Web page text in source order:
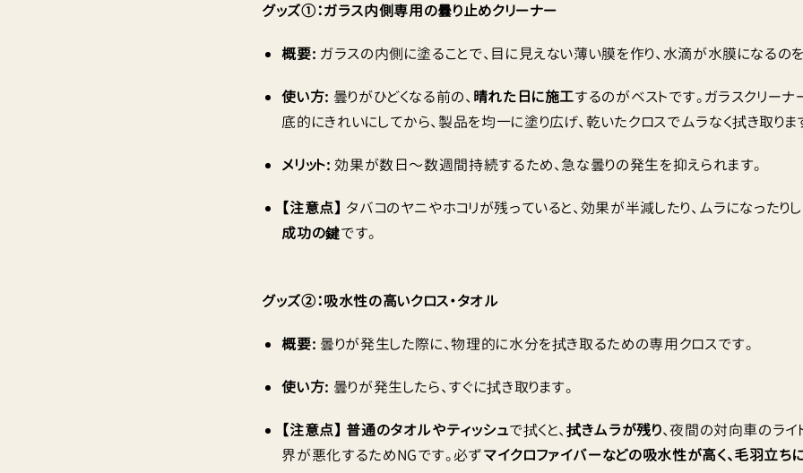
グッズ①：ガラス内側専用の曇り止めクリーナー
概要: ガラスの内側に塗ることで、目に見えない薄い膜を作り、水滴が水膜になるの
使い方: 曇りがひどくなる前の、 晴れた日に施工するのがベストです。ガラスクリー
底的にきれいにしてから、製品を均一に塗り広げ、乾いたクロスでムラなく拭き取りま
メリット: 効果が数日〜数週間持続するため、急な曇りの発生を抑えられます。
【注意点】 タバコのヤニやホコリが残っていると、効果が半減したり、ムラになったりし
成功の鍵です。
グッズ②：吸水性の高いクロス・タオル
概要: 曇りが発生した際に、物理的に水分を拭き取るための専用クロスです。
使い方: 曇りが発生したら、すぐに拭き取ります。
【注意点】 普通のタオルやティッシュで拭くと、拭きムラが残り、夜間の対向車のラ
界が悪化するためNGです。必ずマイクロファイバーなどの吸水性が高く、毛羽立ち